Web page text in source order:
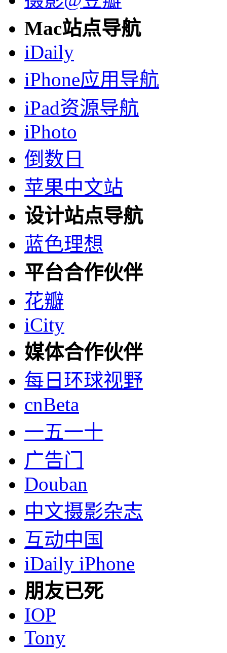
Mac站点导航
iDaily
iPhone应用导航
iPad资源导航
iPhoto
倒数日
苹果中文站
设计站点导航
蓝色理想
平台合作伙伴
花瓣
iCity
媒体合作伙伴
每日环球视野
cnBeta
一五一十
广告门
Douban
中文摄影杂志
互动中国
iDaily iPhone
朋友已死
IOP
Tony